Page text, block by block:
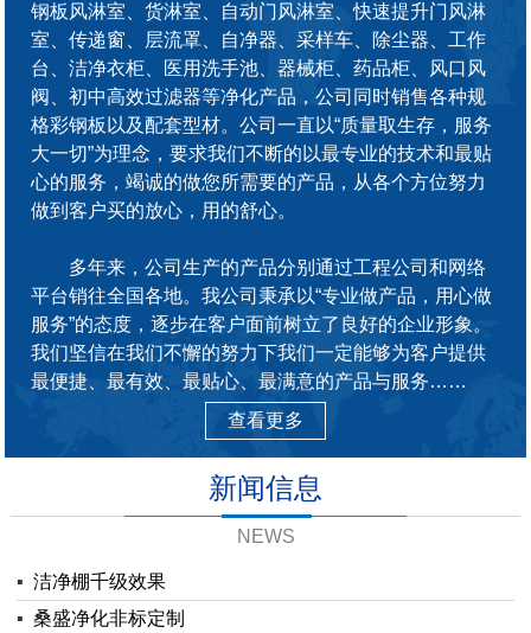
钢板风淋室、货淋室、自动门风淋室、快速提升门风淋
室、传递窗、层流罩、自净器、采样车、除尘器、工作
台、洁净衣柜、医用洗手池、器械柜、药品柜、风口风
阀、初中高效过滤器等净化产品，公司同时销售各种规
格彩钢板以及配套型材。公司一直以“质量取生存，服务
大一切”为理念，要求我们不断的以最专业的技术和最贴
心的服务，竭诚的做您所需要的产品，从各个方位努力
做到客户买的放心，用的舒心。
多年来，公司生产的产品分别通过工程公司和网络
平台销往全国各地。我公司秉承以“专业做产品，用心做
服务”的态度，逐步在客户面前树立了良好的企业形象。
我们坚信在我们不懈的努力下我们一定能够为客户提供
最便捷、最有效、最贴心、最满意的产品与服务……
查看更多
新闻信息
NEWS
▪ 洁净棚千级效果
▪ 桑盛净化非标定制